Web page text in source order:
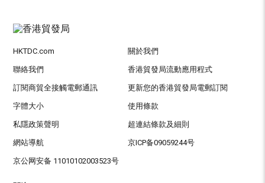
HKTDC.com 關於我們
聯絡我們 香港貿發局流動應用程式
訂閱商貿全接觸電郵通訊 更新您的香港貿發局電郵訂閱
字體大小 使用條款
私隱政策聲明 超連結條款及細則
網站導航 京ICP备09059244号
京公网安备 11010102003523号